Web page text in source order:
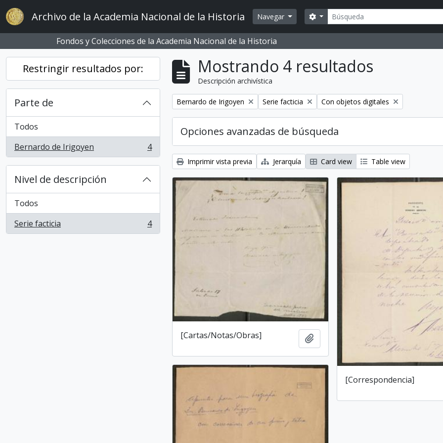
Skip to main content
Archivo de la Academia Nacional de la Historia Navegar Búsqueda
Search options
Fondos y Colecciones de la Academia Nacional de la Historia
Restringir resultados por:
Parte de
Todos
Bernardo de Irigoyen
, 4 resultados 4
Nivel de descripción
Todos
Serie facticia
, 4 resultados 4
Mostrando 4 resultados
Descripción archivística
Remove filter:
Bernardo de Irigoyen Remove filter:
Serie facticia Remove filter:
Con objetos digitales
Opciones avanzadas de búsqueda
Imprimir vista previa Jerarquía Card view Table view
[Cartas/Notas/Obras] Añadir al portapapeles
[Correspondencia]